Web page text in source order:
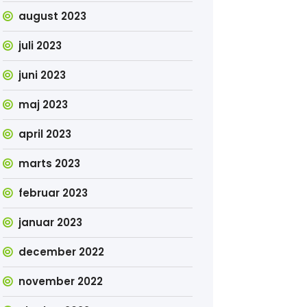
august 2023
juli 2023
juni 2023
maj 2023
april 2023
marts 2023
februar 2023
januar 2023
december 2022
november 2022